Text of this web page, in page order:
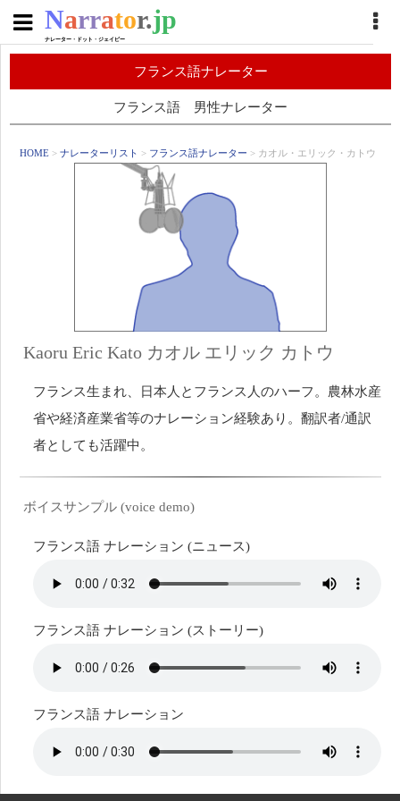
Narrator.jp
ナレーター・ドット・ジェイピー
フランス語ナレーター
フランス語 男性ナレーター
HOME> ナレーターリスト > フランス語ナレーター > カオル・エリック・カトウ
Kaoru Eric Kato カオル エリック カトウ
フランス生まれ、日本人とフランス人のハーフ。農林水産
省や経済産業省等のナレーション経験あり。翻訳者/通訳
者としても活躍中。
ボイスサンプル (voice demo)
フランス語 ナレーション (ニュース)
フランス語 ナレーション (ストーリー)
フランス語 ナレーション